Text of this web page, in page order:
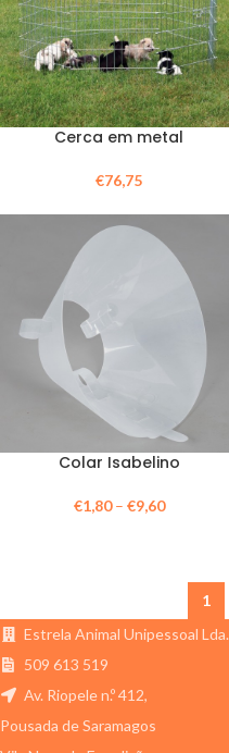
Cerca em metal
€76,75
Colar Isabelino
€1,80– €9,60
1
Estrela Animal Unipessoal Lda.
509 613 519
Av. Riopele n.º 412,
Pousada de Saramagos